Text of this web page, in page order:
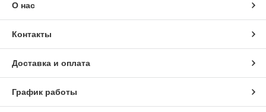
О нас
Контакты
Доставка и оплата
График работы